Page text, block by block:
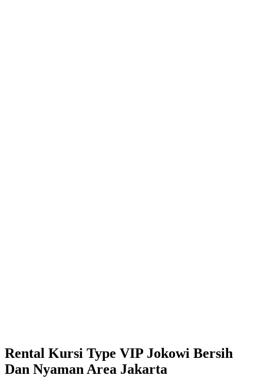
Rental Kursi Type VIP Jokowi Bersih
Dan Nyaman Area Jakarta